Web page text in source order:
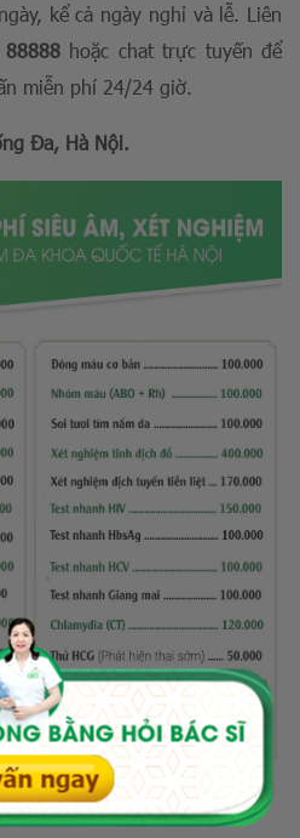
kể cả ngày nghỉ và lễ. Liên
hoặc chat trực tuyến để
miễn phí 24/24 giờ.
Đa, Hà Nội.